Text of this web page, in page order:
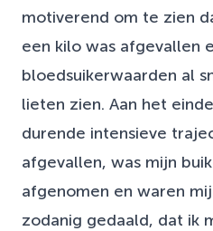
motiverend om te zien
een kilo was afgevallen
bloedsuikerwaarden al
lieten zien. Aan het
durende intensieve
afgevallen, was mijn
afgenomen en waren
zodanig gedaald, dat ik